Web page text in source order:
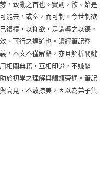
，致亂之首也。實則，欲、始是
能去，或窒，而可制。今世制欲
復禮，以抑欲，是謂導之以德，
、可行之達道也。讀經筆記釋
，本文不僅解辭，亦且解析關鍵
相關典籍，互相印證，不嫌辭
於初學之理解與觸類旁通。筆記
高見、不敢掠美，因以為弟子集